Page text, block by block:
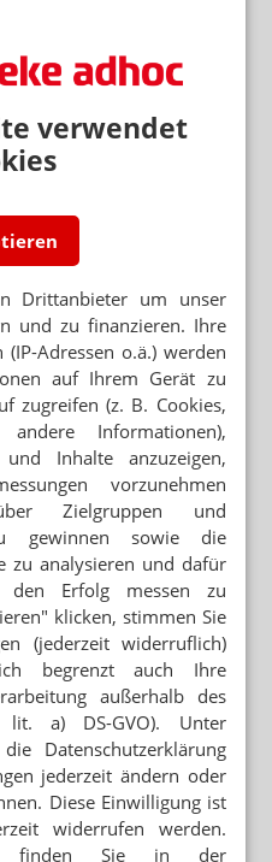
verwendet
Drittanbieter um unser
und zu finanzieren. Ihre
Adressen o.ä.) werden
auf Ihrem Gerät zu
zugreifen (z. B. Cookies,
andere Informationen),
Inhalte anzuzeigen,
vorzunehmen
Zielgruppen und
gewinnen sowie die
zu analysieren und dafür
den Erfolg messen zu
klicken, stimmen Sie
(jederzeit widerruflich)
begrenzt auch Ihre
außerhalb des
a) DS-GVO). Unter
Datenschutzerklärung
jederzeit ändern oder
Diese Einwilligung ist
widerrufen werden.
finden Sie in der
für neues
AUGUST
für Herzinfarkt und
auf 8-Wochen-Pen
bis Ende August
verfügbar